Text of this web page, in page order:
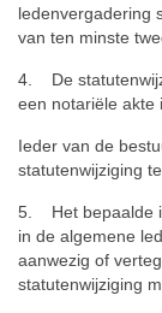
ledenvergadering
van ten minste
4. De
een notariële akte
Ieder van de
statutenwijziging
5. Het bepaalde
in de algemene
aanwezig of
statutenwijziging